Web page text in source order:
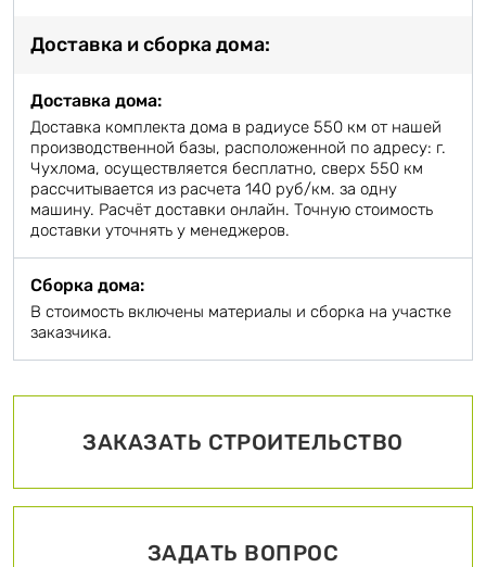
Доставка и сборка дома:
Доставка дома:
Доставка комплекта дома в радиусе 550 км от нашей
производственной базы, расположенной по адресу: г.
Чухлома, осуществляется бесплатно, сверх 550 км
рассчитывается из расчета 140 руб/км. за одну
машину. Расчёт доставки онлайн. Точную стоимость
доставки уточнять у менеджеров.
Сборка дома:
В стоимость включены материалы и сборка на участке
заказчика.
ЗАКАЗАТЬ СТРОИТЕЛЬСТВО
ЗАДАТЬ ВОПРОС